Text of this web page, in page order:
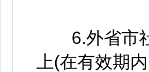
6.外省市社
上(在有效期